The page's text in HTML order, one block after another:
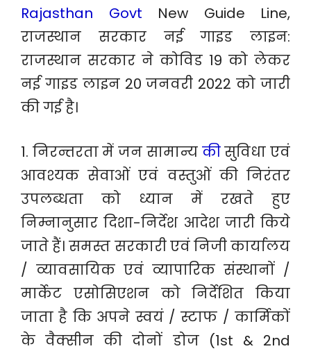
Rajasthan Govt New Guide Line,
राजस्थान सरकार नई गाइड लाइन:
राजस्थान सरकार ने कोविड 19 को लेकर
नई गाइड लाइन 20 जनवरी 2022 को जारी
की गई है।
1. निरन्तरता में जन सामान्य कीसुविधा एवं
आवश्यक सेवाओं एवं वस्तुओं की निरंतर
उपलब्धता को ध्यान में रखते हुए
निम्नानुसार दिशा-निर्देश आदेश जारी किये
जाते हैं। समस्त सरकारी एवं निजी कार्यालय
/ व्यावसायिक एवं व्यापारिक संस्थानों /
मार्केट एसोसिएशन को निर्देशित किया
जाता है कि अपने स्वयं / स्टाफ / कार्मिकों
के वैक्सीन की दोनों डोज (1st & 2nd